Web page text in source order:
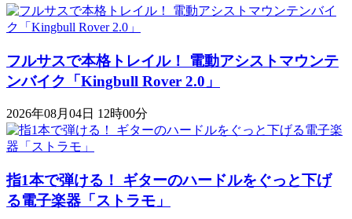
フルサスで本格トレイル！ 電動アシストマウンテ
ンバイク「Kingbull Rover 2.0」
2026年08月04日 12時00分
指1本で弾ける！ ギターのハードルをぐっと下げ
る電子楽器「ストラモ」